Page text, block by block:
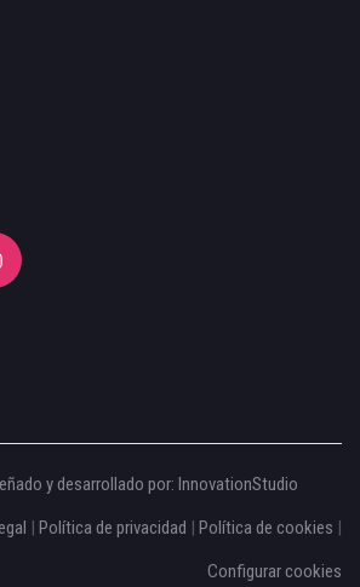
y desarrollado por: InnovationStudio
| Política de privacidad | Política de cookies |
Configurar cookies